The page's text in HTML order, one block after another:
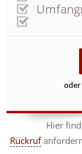
Hier
Rückruf